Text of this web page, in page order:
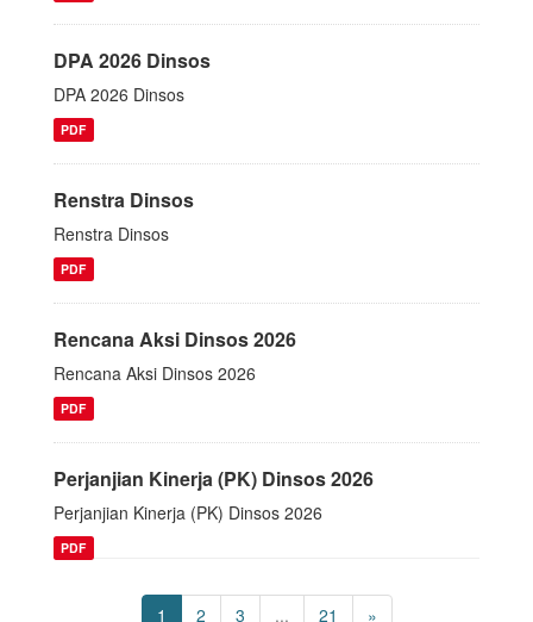
DPA 2026 Dinsos
DPA 2026 Dinsos
PDF
Renstra Dinsos
Renstra Dinsos
PDF
Rencana Aksi Dinsos 2026
Rencana Aksi Dinsos 2026
PDF
Perjanjian Kinerja (PK) Dinsos 2026
Perjanjian Kinerja (PK) Dinsos 2026
PDF
1 2 3 ... 21 »